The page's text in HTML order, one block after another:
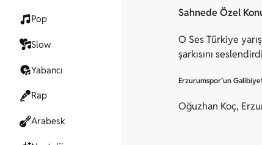
Pop
Slow
Yabancı
Rap
Arabesk
Sahnede Özel
O Ses Türkiye
şarkısını
Erzurumspor’un
Oğuzhan Koç,